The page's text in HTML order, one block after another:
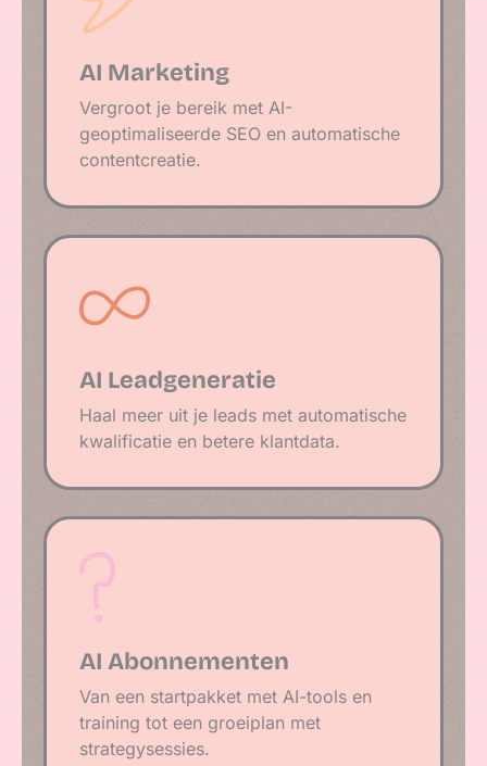
AI Marketing
Vergroot je bereik met AI-
geoptimaliseerde SEO en automatische
contentcreatie.
AI Leadgeneratie
Haal meer uit je leads met automatische
kwalificatie en betere klantdata.
AI Abonnementen
Van een startpakket met AI-tools en
training tot een groeiplan met
strategysessies.